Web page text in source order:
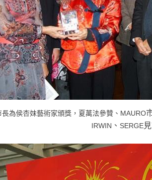
長為侯杏妹藝術家頒獎，夏萬法參贊、 MAURO
IRWIN 、 SERGE